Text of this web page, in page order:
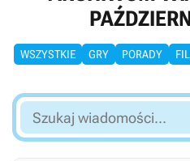
WSZYSTKIE GRY PORADY
Szukaj
wiadomości...